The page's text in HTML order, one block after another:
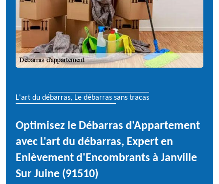
L'art du débarras, Le débarras sans tracas
Optimisez le Débarras d'Appartement
avec L'art du débarras, Expert en
Enlèvement d'Encombrants à Janville
Sur Juine (91510)